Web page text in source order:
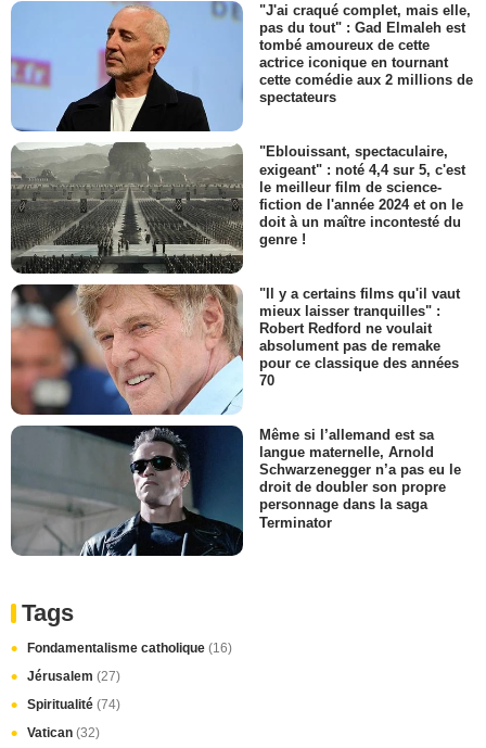
"J'ai craqué complet, mais elle,
pas du tout" : Gad Elmaleh est
tombé amoureux de cette
actrice iconique en tournant
cette comédie aux 2 millions de
spectateurs
"Eblouissant, spectaculaire,
exigeant" : noté 4,4 sur 5, c'est
le meilleur film de science-
fiction de l'année 2024 et on le
doit à un maître incontesté du
genre !
"Il y a certains films qu'il vaut
mieux laisser tranquilles" :
Robert Redford ne voulait
absolument pas de remake
pour ce classique des années
70
Même si l’allemand est sa
langue maternelle, Arnold
Schwarzenegger n’a pas eu le
droit de doubler son propre
personnage dans la saga
Terminator
Tags
Fondamentalisme catholique (16)
Jérusalem (27)
Spiritualité (74)
Vatican (32)